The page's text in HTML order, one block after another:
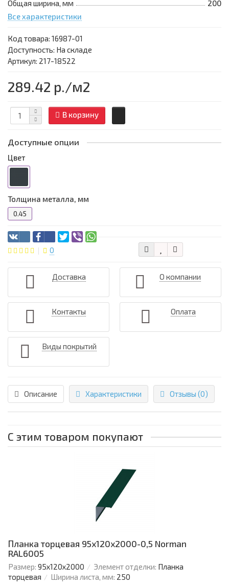
Общая ширина, мм
200
Все характеристики
Код товара: 16987-01
Доступность: На складе
Артикул: 217-18522
289.42 р./м2
В корзину
Доступные опции
Цвет
Толщина металла, мм
0.45
0
Доставка О компании
Контакты Оплата
Виды покрытий
Описание Характеристики Отзывы (0)
С этим товаром покупают
Планка торцевая 95х120х2000-0,5 Norman
RAL6005
Размер: 95х120х2000 Элемент отделки: Планка
торцевая
Ширина листа, мм: 250